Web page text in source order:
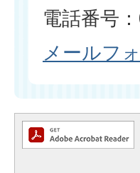
電話番号
メールフ